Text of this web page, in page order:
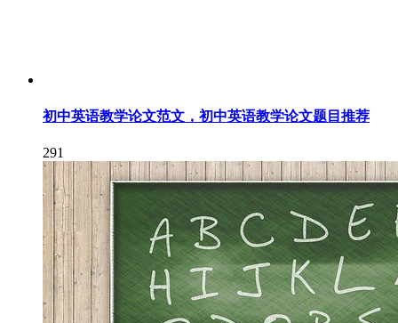
初中英语教学论文范文，初中英语教学论文题目推荐
291